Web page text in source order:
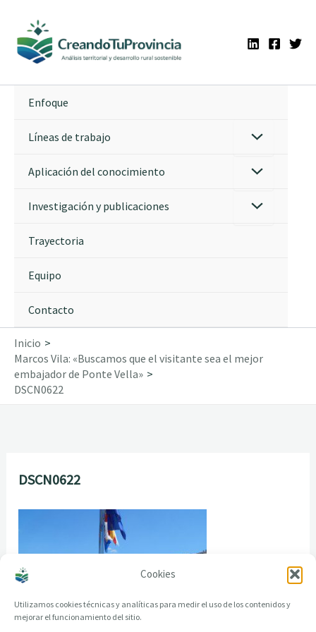
Cookies
Utilizamos cookies técnicas y analíticas para medir el uso de los contenidos y
mejorar el funcionamiento del sitio.
contenido
Enfoque
Líneas de trabajo
Aplicación del conocimiento
Investigación y publicaciones
Trayectoria
Equipo
Contacto
Inicio
Marcos Vila: «Buscamos que el visitante sea el mejor
embajador de Ponte Vella»
DSCN0622
DSCN0622